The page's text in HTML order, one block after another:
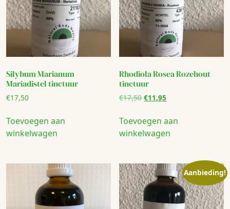
Silybum Marianum
Mariadistel tinctuur
€17,50
Toevoegen aan
winkelwagen
Rhodiola Rosea Rozehout
tinctuur
€17,50Oorspronkelijke
was:
€17,50.
€11,95Huidige
is:
Toevoegen aan
winkelwagen
Aanbieding!